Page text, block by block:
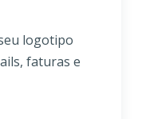
logotipo
faturas e